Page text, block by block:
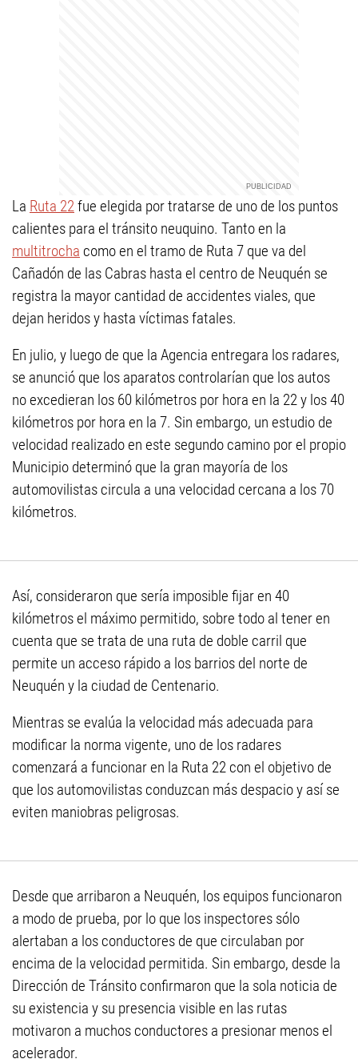
La Ruta 22fue elegida por tratarse de uno de los puntos
calientes para el tránsito neuquino. Tanto en la
multitrocha como en el tramo de Ruta 7 que va del
Cañadón de las Cabras hasta el centro de Neuquén se
registra la mayor cantidad de accidentes viales, que
dejan heridos y hasta víctimas fatales.
En julio, y luego de que la Agencia entregara los radares,
se anunció que los aparatos controlarían que los autos
no excedieran los 60 kilómetros por hora en la 22 y los 40
kilómetros por hora en la 7. Sin embargo, un estudio de
velocidad realizado en este segundo camino por el propio
Municipio determinó que la gran mayoría de los
automovilistas circula a una velocidad cercana a los 70
kilómetros.
Así, consideraron que sería imposible fijar en 40
kilómetros el máximo permitido, sobre todo al tener en
cuenta que se trata de una ruta de doble carril que
permite un acceso rápido a los barrios del norte de
Neuquén y la ciudad de Centenario.
Mientras se evalúa la velocidad más adecuada para
modificar la norma vigente, uno de los radares
comenzará a funcionar en la Ruta 22 con el objetivo de
que los automovilistas conduzcan más despacio y así se
eviten maniobras peligrosas.
Desde que arribaron a Neuquén, los equipos funcionaron
a modo de prueba, por lo que los inspectores sólo
alertaban a los conductores de que circulaban por
encima de la velocidad permitida. Sin embargo, desde la
Dirección de Tránsito confirmaron que la sola noticia de
su existencia y su presencia visible en las rutas
motivaron a muchos conductores a presionar menos el
acelerador.